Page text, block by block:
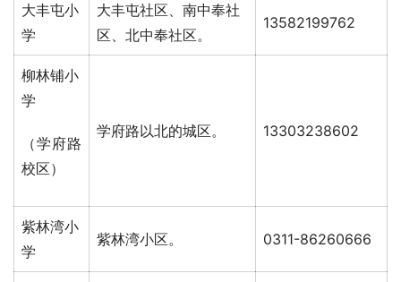
大丰屯小
学
大丰屯社区、南中奉社
区、北中奉社区。
13582199762
柳林铺小
学
（学府路
校区）
学府路以北的城区。 13303238602
紫林湾小
学
紫林湾小区。 0311-86260666